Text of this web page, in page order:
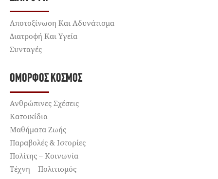
Αποτοξίνωση Και Αδυνάτισμα
Διατροφή Και Υγεία
Συνταγές
ΌΜΟΡΦΟΣ ΚΌΣΜΟΣ
Ανθρώπινες Σχέσεις
Κατοικίδια
Μαθήματα Ζωής
Παραβολές & Ιστορίες
Πολίτης – Κοινωνία
Τέχνη – Πολιτισμός